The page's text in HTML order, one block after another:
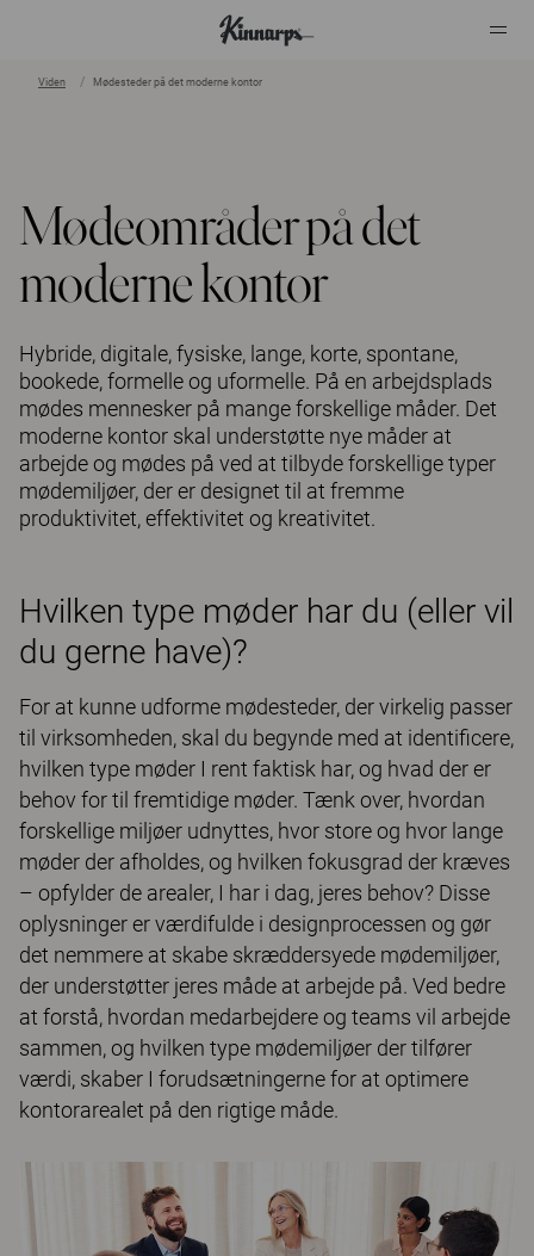
Viden Mødesteder på det moderne kontor
Mødeområder på det
moderne kontor
Hybride, digitale, fysiske, lange, korte, spontane,
bookede, formelle og uformelle. På en arbejdsplads
mødes mennesker på mange forskellige måder. Det
moderne kontor skal understøtte nye måder at
arbejde og mødes på ved at tilbyde forskellige typer
mødemiljøer, der er designet til at fremme
produktivitet, effektivitet og kreativitet.
Hvilken type møder har du (eller vil
du gerne have)?
For at kunne udforme mødesteder, der virkelig passer
til virksomheden, skal du begynde med at identificere,
hvilken type møder I rent faktisk har, og hvad der er
behov for til fremtidige møder. Tænk over, hvordan
forskellige miljøer udnyttes, hvor store og hvor lange
møder der afholdes, og hvilken fokusgrad der kræves
– opfylder de arealer, I har i dag, jeres behov? Disse
oplysninger er værdifulde i designprocessen og gør
det nemmere at skabe skræddersyede mødemiljøer,
der understøtter jeres måde at arbejde på. Ved bedre
at forstå, hvordan medarbejdere og teams vil arbejde
sammen, og hvilken type mødemiljøer der tilfører
værdi, skaber I forudsætningerne for at optimere
kontorarealet på den rigtige måde.